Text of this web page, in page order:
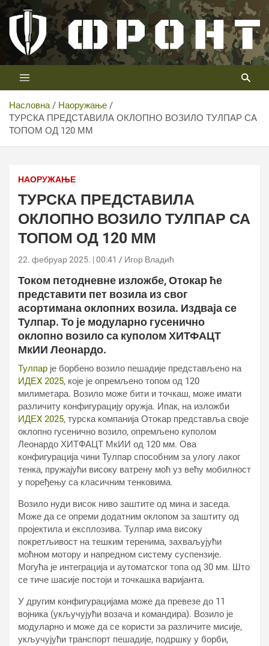
Скип
цонтент
Телевизија ФРОНТ
Први војни канал у Србији
Насловна
Наоружање
ТУРСКА ПРЕДСТАВИЛА ОКЛОПНО ВОЗИЛО ТУЛПАР СА
ТОПОМ ОД 120 ММ
НАОРУЖАЊЕ
ТУРСКА ПРЕДСТАВИЛА
ОКЛОПНО ВОЗИЛО ТУЛПАР СА
ТОПОМ ОД 120 ММ
22. фебруар 2025. | 00:41 Игор Владић
Током петодневне изложбе, Отокар ће
представити пет возила из свог
асортимана оклопних возила. Издваја се
Тулпар. То је модуларно гусенично
оклопно возило са куполом ХИТФАЦТ
МкИИ Леонардо.
Тулпар је борбено возило пешадије представљено на
ИДЕX 2025, које је опремљено топом од 120
милиметара. Возило може бити и точкаш, може имати
различиту конфигурацију оружја. Ипак, на изложби
ИДЕX 2025, турска компанија Отокар представља своје
оклопно гусенично возило, опремљено куполом
Леонардо ХИТФАЦТ МкИИ од 120 мм. Ова
конфигурација чини Тулпар способним за улогу лаког
тенка, пружајући високу ватрену моћ уз већу мобилност
у поређењу са класичним тенковима.
Возило нуди висок ниво заштите од мина и заседа.
Може да се опреми додатним оклопом за заштиту од
пројектила и експлозива. Тулпар има високу
покретљивост на тешким теренима, захваљујући
моћном мотору и напредном систему суспензије.
Могућа је интеграција и аутоматског топа од 30 мм. Што
се тиче шасије постоји и точкашка варијанта.
У другим конфигурацијама може да превезе до 11
војника (укључујући возача и командира). Возило је
модуларно и може да се користи за различите мисије,
укључујући транспорт пешадије, подршку у борби,